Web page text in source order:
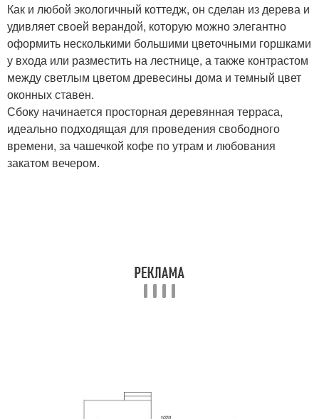
Как и любой экологичный коттедж, он сделан из дерева и
удивляет своей верандой, которую можно элегантно
оформить несколькими большими цветочными горшками
у входа или разместить на лестнице, а также контрастом
между светлым цветом древесины дома и темный цвет
оконных ставен.
Сбоку начинается просторная деревянная терраса,
идеально подходящая для проведения свободного
времени, за чашечкой кофе по утрам и любования
закатом вечером.